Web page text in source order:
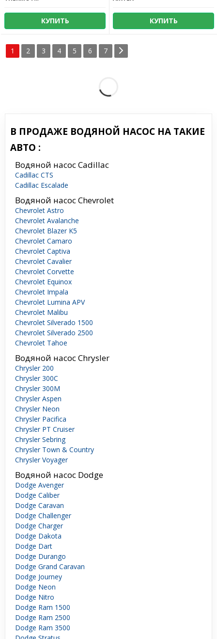
КУПИТЬ КУПИТЬ
1 2 3 4 5 6 7
В ПРОДАЖЕ ВОДЯНОЙ НАСОС НА ТАКИЕ
АВТО :
Водяной насос Cadillac
Cadillac CTS
Cadillac Escalade
Водяной насос Chevrolet
Chevrolet Astro
Chevrolet Avalanche
Chevrolet Blazer K5
Chevrolet Camaro
Chevrolet Captiva
Chevrolet Cavalier
Chevrolet Corvette
Chevrolet Equinox
Chevrolet Impala
Chevrolet Lumina APV
Chevrolet Malibu
Chevrolet Silverado 1500
Chevrolet Silverado 2500
Chevrolet Tahoe
Водяной насос Chrysler
Chrysler 200
Chrysler 300C
Chrysler 300M
Chrysler Aspen
Chrysler Neon
Chrysler Pacifica
Chrysler PT Cruiser
Chrysler Sebring
Chrysler Town & Country
Chrysler Voyager
Водяной насос Dodge
Dodge Avenger
Dodge Caliber
Dodge Caravan
Dodge Challenger
Dodge Charger
Dodge Dakota
Dodge Dart
Dodge Durango
Dodge Grand Caravan
Dodge Journey
Dodge Neon
Dodge Nitro
Dodge Ram 1500
Dodge Ram 2500
Dodge Ram 3500